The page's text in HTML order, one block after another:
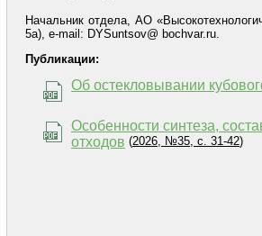
Начальник отдела, АО
5а), e-mail: DYSuntsov@ bochvar.ru.
Публикации:
Об остекловывании
Особенности синтеза,
отходов (2026, №35, с. 31-42)